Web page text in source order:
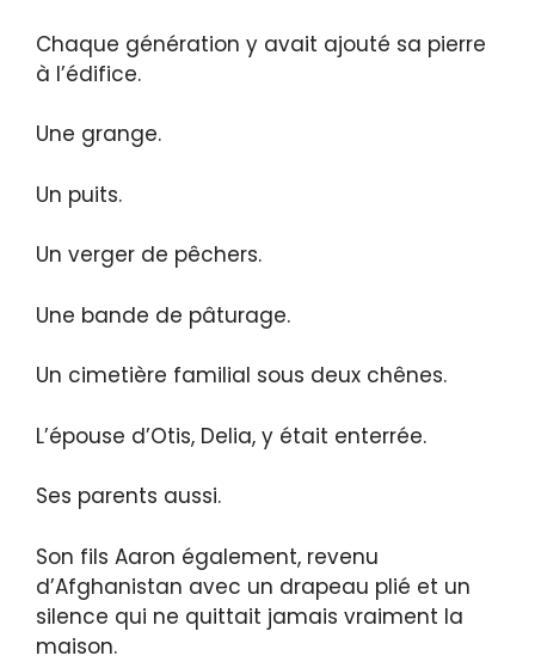
Chaque génération y avait ajouté sa pierre
à l’édifice.
Une grange.
Un puits.
Un verger de pêchers.
Une bande de pâturage.
Un cimetière familial sous deux chênes.
L’épouse d’Otis, Delia, y était enterrée.
Ses parents aussi.
Son fils Aaron également, revenu
d’Afghanistan avec un drapeau plié et un
silence qui ne quittait jamais vraiment la
maison.